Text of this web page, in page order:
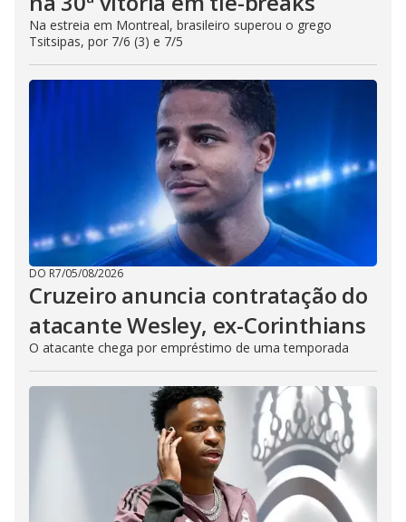
Na estreia em Montreal, brasileiro superou o grego
Tsitsipas, por 7/6 (3) e 7/5
DO R7/05/08/2026
Cruzeiro anuncia contratação do
atacante Wesley, ex-Corinthians
O atacante chega por empréstimo de uma temporada